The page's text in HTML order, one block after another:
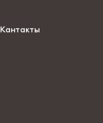
Кантакты